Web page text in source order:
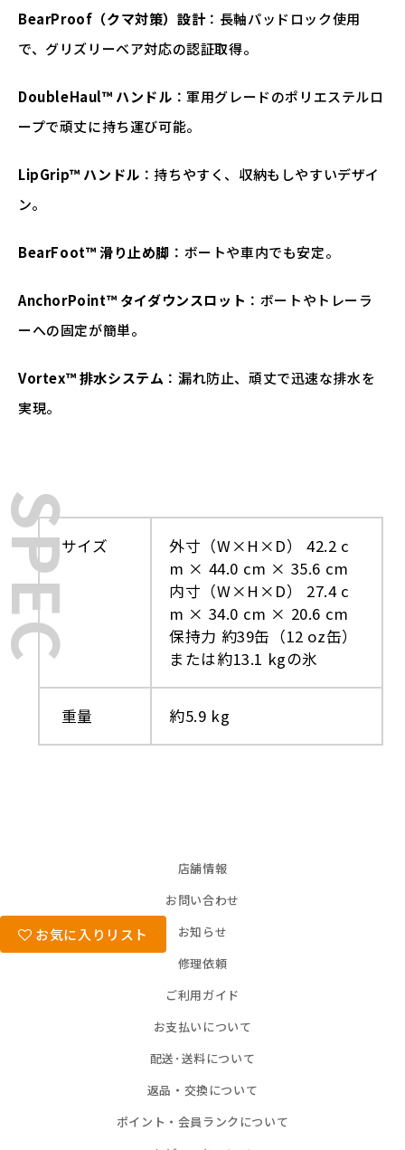
BearProof（クマ対策）設計：長軸パッドロック使用
で、グリズリーベア対応の認証取得。
DoubleHaul™ ハンドル ：軍用グレードのポリエステルロ
ープで頑丈に持ち運び可能。
LipGrip™ ハンドル ：持ちやすく、収納もしやすいデザイ
ン。
BearFoot™ 滑り止め脚 ：ボートや車内でも安定。
AnchorPoint™ タイダウンスロット ：ボートやトレーラ
ーへの固定が簡単。
Vortex™ 排水システム ：漏れ防止、頑丈で迅速な排水を
実現。
サイズ
外寸（W×H×D） 42.2 c
m × 44.0 cm × 35.6 cm
内寸（W×H×D） 27.4 c
m × 34.0 cm × 20.6 cm
保持力 約39缶（12 oz缶）
または約13.1 kgの氷
重量 約5.9 kg
店舗情報
お問い合わせ
お知らせ
修理依頼
ご利用ガイド
お支払いについて
配送･送料について
返品・交換について
ポイント・会員ランクについて
お気に入りリスト